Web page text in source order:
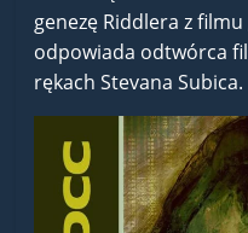
genezę Riddlera z
odpowiada odtwórca
rękach Stevana Subica.